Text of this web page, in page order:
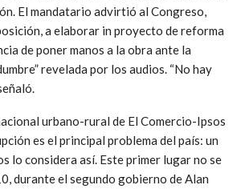
El mandatario advirtió al Congreso,
a elaborar in proyecto de reforma
de poner manos a la obra ante la
revelada por los audios. “No hay
urbano-rural de El Comercio-Ipsos
es el principal problema del país: un
lo considera así. Este primer lugar no se
durante el segundo gobierno de Alan